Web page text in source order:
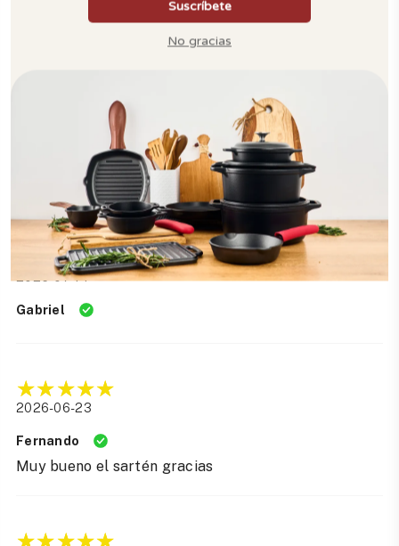
Espectacular súper recomendado
2026-07-14
Gabriel
2026-06-23
Fernando
Muy bueno el sartén gracias